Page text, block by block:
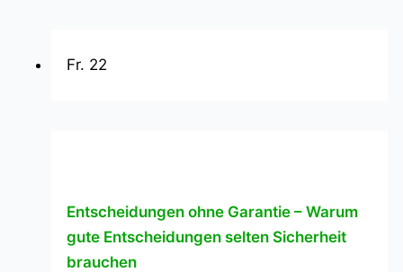
Fr. 22
Entscheidungen ohne Garantie – Warum
gute Entscheidungen selten Sicherheit
brauchen